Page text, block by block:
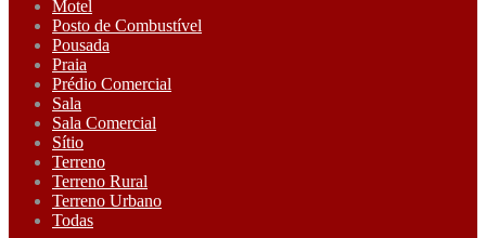
Motel
Posto de Combustível
Pousada
Praia
Prédio Comercial
Sala
Sala Comercial
Sítio
Terreno
Terreno Rural
Terreno Urbano
Todas